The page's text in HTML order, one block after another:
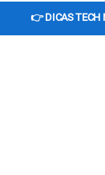
👉 DICAS TECH